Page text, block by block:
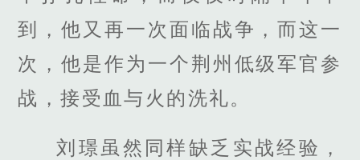
到，他又再一次面临战争，而这一
次，他是作为一个荆州低级军官参
战，接受血与火的洗礼。
刘璟虽然同样缺乏实战经验，